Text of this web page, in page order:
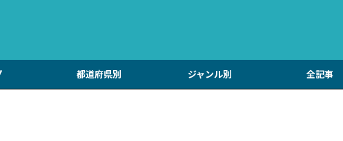
都道府県別 ジャンル別 全記事